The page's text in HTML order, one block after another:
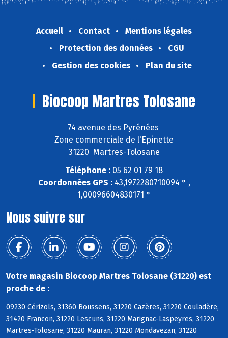
Accueil Contact
Mentions légales
Protection des données
CGU
Gestion des cookies
Plan du site
Biocoop Martres Tolosane
74 avenue des Pyrénées
Zone commerciale de l'Epinette
31220 Martres-Tolosane
Téléphone : 05 62 01 79 18
Coordonnées GPS :43,1972280710094 ° ,
1,00096604830171 °
Nous suivre sur
Votre magasin Biocoop Martres Tolosane (31220) est
proche de :
09230 Cérizols, 31360 Boussens, 31220 Cazères, 31220 Couladère,
31420 Francon, 31220 Lescuns, 31220 Marignac-Laspeyres, 31220
Martres-Tolosane, 31220 Mauran, 31220 Mondavezan, 31220